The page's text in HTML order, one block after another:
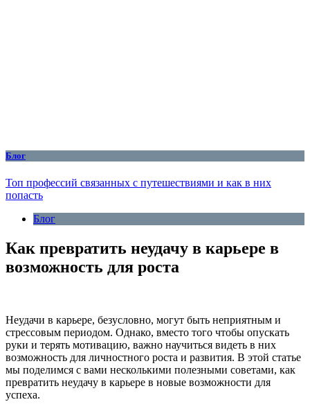
Блог
Топ профессий связанных с путешествиями и как в них
попасть
Блог
Как превратить неудачу в карьере в
возможность для роста
Неудачи в карьере, безусловно, могут быть неприятным и
стрессовым периодом. Однако, вместо того чтобы опускать
руки и терять мотивацию, важно научиться видеть в них
возможность для личностного роста и развития. В этой статье
мы поделимся с вами несколькими полезными советами, как
превратить неудачу в карьере в новые возможности для
успеха.